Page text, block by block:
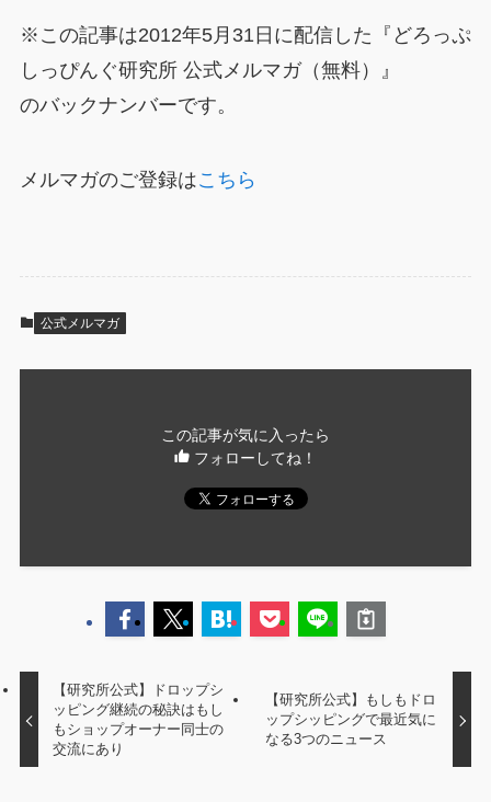
※この記事は2012年5月31日に配信した『どろっぷ
しっぴんぐ研究所 公式メルマガ（無料）』
のバックナンバーです。
メルマガのご登録はこちら
公式メルマガ
この記事が気に入ったら
フォローしてね！
【研究所公式】ドロップシ
ッピング継続の秘訣はもし
もショップオーナー同士の
交流にあり
【研究所公式】もしもドロ
ップシッピングで最近気に
なる3つのニュース